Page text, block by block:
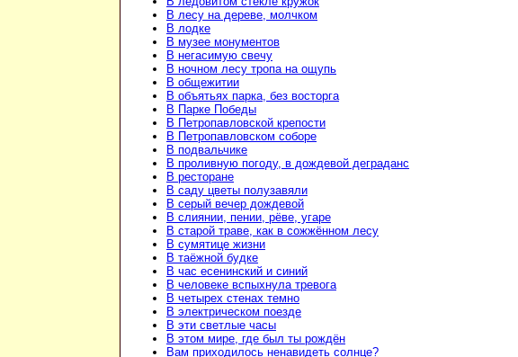
В лесу на дереве, молчком
В лодке
В музее монументов
В негасимую свечу
В ночном лесу тропа на ощупь
В общежитии
В объятьях парка, без восторга
В Парке Победы
В Петропавловской крепости
В Петропавловском соборе
В подвальчике
В проливную погоду, в дождевой деграданс
В ресторане
В саду цветы полузавяли
В серый вечер дождевой
В слиянии, пении, рёве, угаре
В старой траве, как в сожжённом лесу
В сумятице жизни
В таёжной будке
В час есенинский и синий
В человеке вспыхнула тревога
В четырех стенах темно
В электрическом поезде
В эти светлые часы
В этом мире, где был ты рождён
Вам приходилось ненавидеть солнце?